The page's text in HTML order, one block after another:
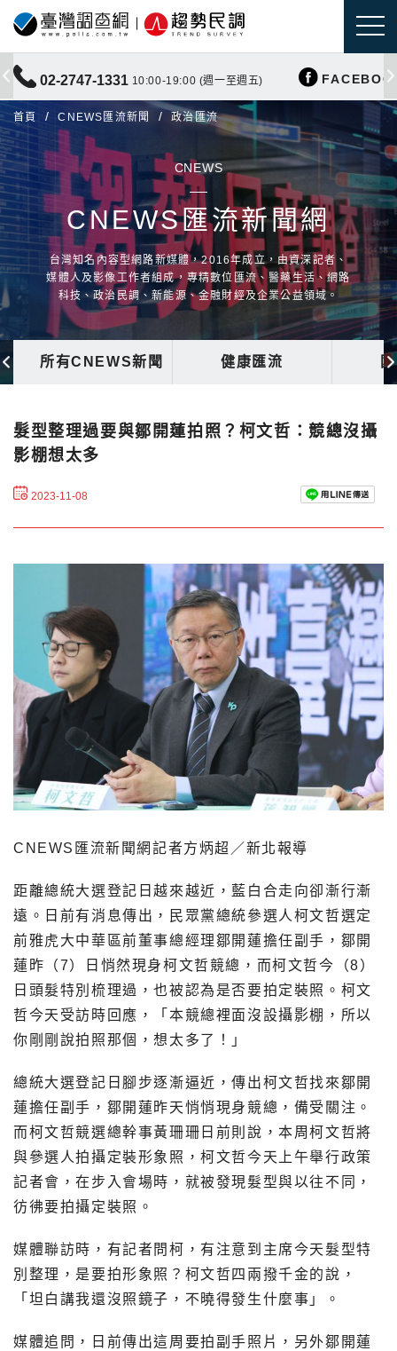
02-2747-1331 10:00-19:00 (週一至週五)
首頁 CNEWS匯流新聞 政治匯流
CNEWS
CNEWS匯流新聞網
台灣知名內容型網路新媒體，2016年成立，由資深記者、
媒體人及影像工作者組成，專精數位匯流、醫藥生活、網路
科技、政治民調、新能源、金融財經及企業公益領域。
所有CNEWS新聞 健康匯流
髮型整理過要與鄒開蓮拍照？柯文哲：競總沒攝
影棚想太多
2023-11-08
CNEWS匯流新聞網記者方炳超／新北報導
距離總統大選登記日越來越近，藍白合走向卻漸行漸
遠。日前有消息傳出，民眾黨總統參選人柯文哲選定
前雅虎大中華區前董事總經理鄒開蓮擔任副手，鄒開
蓮昨（7）日悄然現身柯文哲競總，而柯文哲今（8）
日頭髮特別梳理過，也被認為是否要拍定裝照。柯文
哲今天受訪時回應，「本競總裡面沒設攝影棚，所以
你剛剛說拍照那個，想太多了！」
總統大選登記日腳步逐漸逼近，傳出柯文哲找來鄒開
蓮擔任副手，鄒開蓮昨天悄悄現身競總，備受關注。
而柯文哲競選總幹事黃珊珊日前則說，本周柯文哲將
與參選人拍攝定裝形象照，柯文哲今天上午舉行政策
記者會，在步入會場時，就被發現髮型與以往不同，
彷彿要拍攝定裝照。
媒體聯訪時，有記者問柯，有注意到主席今天髮型特
別整理，是要拍形象照？柯文哲四兩撥千金的說，
「坦白講我還沒照鏡子，不曉得發生什麼事」。
媒體追問，日前傳出這周要拍副手照片，另外鄒開蓮